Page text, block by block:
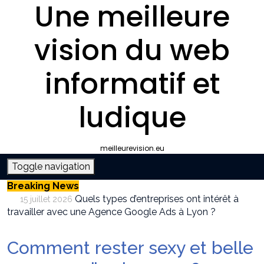
Une meilleure
vision du web
informatif et
ludique
meilleurevision.eu
Toggle navigation
Breaking News
15 juillet 2026 Quels types d’entreprises ont intérêt à
travailler avec une Agence Google Ads à Lyon ?
12 juin 2026 Survivalisme boutique : où acheter son
Comment rester sexy et belle